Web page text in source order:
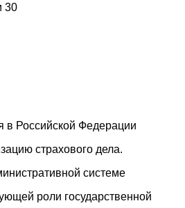
30
в Российской Федерации
страхового дела.
системе
роли государственной